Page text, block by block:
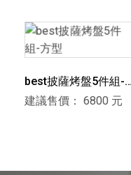
best披薩烤盤5件組-
方型
建議售價： 6800 元